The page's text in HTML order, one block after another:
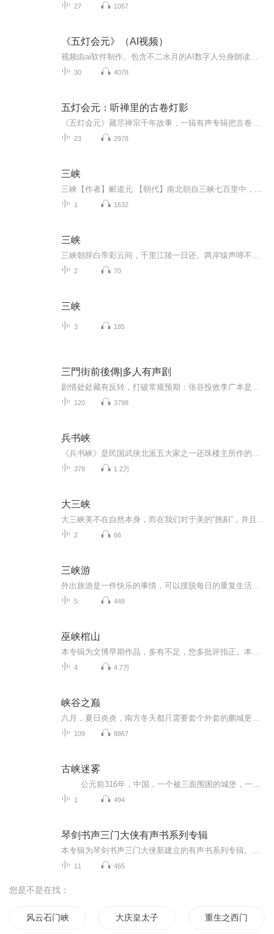
27 1057
《五灯会元》（AI视频）
30 4078
五灯会元：听禅里的古卷灯影
23 2978
三峡
1 1632
三峡
2 70
三峡
3 185
三門街前後傳|多人有声剧
120 3798
兵书峡
378 1.2万
大三峡
2 66
三峡游
5 448
巫峡棺山
4 4.7万
峡谷之巅
109 8867
古峡迷雾
1 494
琴剑书声三门大侠有声书系列专辑
11 465
您是不是在找：
风云石门峡 大庆皇太子 重生之西门庆